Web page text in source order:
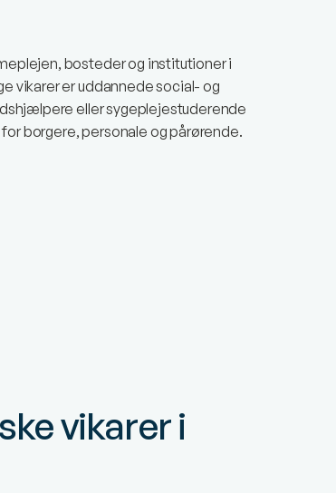
bosteder og institutioner i
vikarer er uddannede social- og
eller sygeplejestuderende
borgere, personale og pårørende.
vikarer i